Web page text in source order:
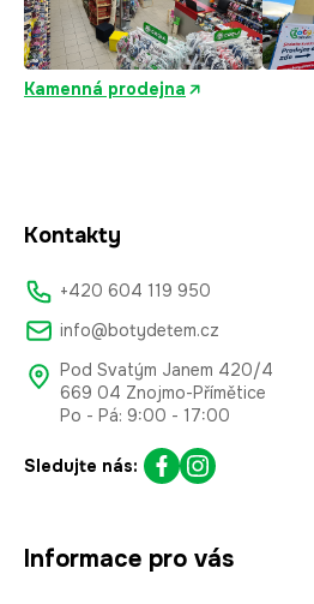
Kamenná prodejna
Kontakty
+420 604 119 950
info@botydetem.cz
Pod Svatým Janem 420/4
669 04 Znojmo-Přímětice
Po - Pá: 9:00 - 17:00
Sledujte nás:
Informace pro vás